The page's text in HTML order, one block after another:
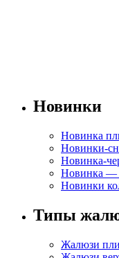
Новинки
Новинка
Новинки-
Новинка-
Новинка —
Новинки
Типы
Жалюзи